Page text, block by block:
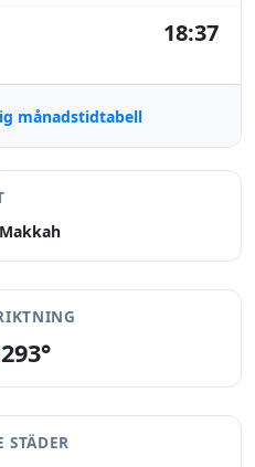
18:37
månadstidtabell